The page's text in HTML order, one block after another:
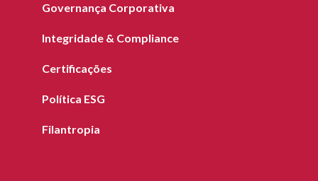
Governança Corporativa
Integridade & Compliance
Certificações
Política ESG
Filantropia